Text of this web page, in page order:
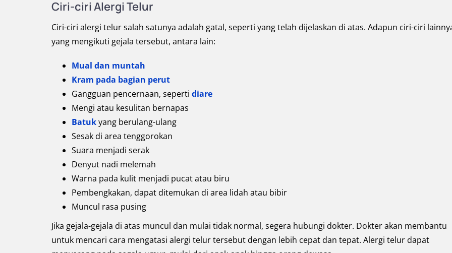
Ciri-ciri Alergi Telur
Ciri-ciri alergi telur salah satunya adalah gatal, seperti yang telah dijelaskan di atas. Adapun ciri-ciri
yang mengikuti gejala tersebut, antara lain:
Mual dan muntah
Kram pada bagian perut
Gangguan pencernaan, seperti diare
Mengi atau kesulitan bernapas
Batukyang berulang-ulang
Sesak di area tenggorokan
Suara menjadi serak
Denyut nadi melemah
Warna pada kulit menjadi pucat atau biru
Pembengkakan, dapat ditemukan di area lidah atau bibir
Muncul rasa pusing
Jika gejala-gejala di atas muncul dan mulai tidak normal, segera hubungi dokter. Dokter akan membantu
untuk mencari cara mengatasi alergi telur tersebut dengan lebih cepat dan tepat. Alergi telur dapat